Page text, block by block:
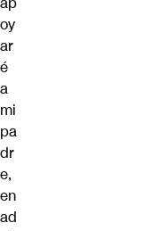
oy
ar
é
a
mi
pa
dr
e,
en
ad